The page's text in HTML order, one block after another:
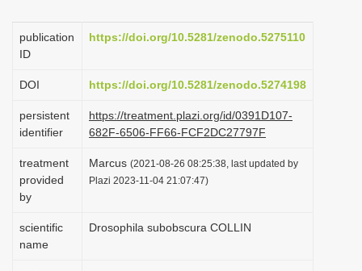
g
o
n
publication
ID
https://doi.org/10.5281/zenodo.5275110
DOI https://doi.org/10.5281/zenodo.5274198
persistent
identifier
https://treatment.plazi.org/id/0391D107-
682F-6506-FF66-FCF2DC27797F
treatment
provided
by
Marcus (2021-08-26 08:25:38, last updated by
Plazi 2023-11-04 21:07:47)
scientific
name
Drosophila subobscura COLLIN